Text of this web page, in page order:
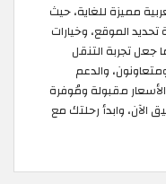
مميزة للغاية، حيث
الموقع، وخيارات
جعل تجربة التنقل
والدعم
مقبولة ومُوفرة
الآن، وابدأ رحلتك مع